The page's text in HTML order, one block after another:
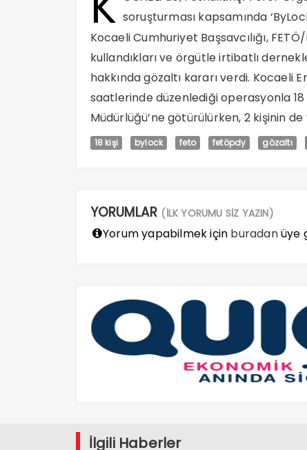
soruşturması kapsamında
Kocaeli Cumhuriyet Başsavcılığı,
kullandıkları ve örgütle irtibatlı
hakkında gözaltı kararı verdi. Kocaeli
saatlerinde düzenlediği operasyonla 18
Müdürlüğü’ne götürülürken, 2 kişinin
18 kişi bylock feto fetöpdy gözaltı
YORUMLAR (İLK YORUMU SİZ YAZIN)
Yorum yapabilmek için buradanüye
İlgili Haberler